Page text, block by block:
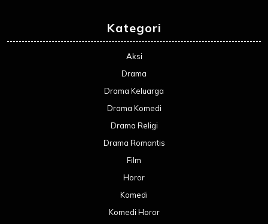
Kategori
Aksi
Drama
Drama Keluarga
Drama Komedi
Drama Religi
Drama Romantis
Film
Horor
Komedi
Komedi Horor